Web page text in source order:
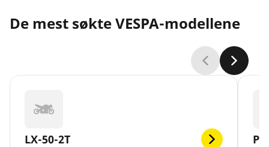
De mest søkte VESPA-modellene
LX-50-2T